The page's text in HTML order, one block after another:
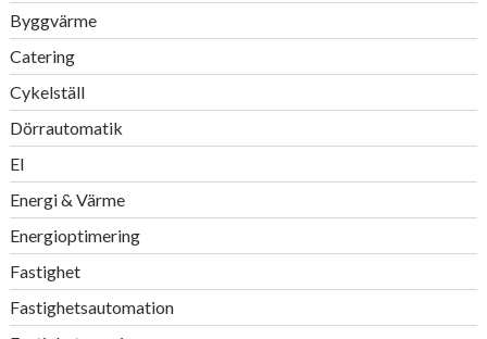
Byggvärme
Catering
Cykelställ
Dörrautomatik
El
Energi & Värme
Energioptimering
Fastighet
Fastighetsautomation